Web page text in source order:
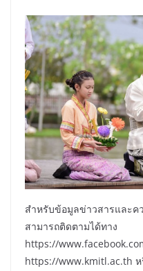
สำหรับข้อมูลข่าวสารและค
สามารถติดตามได้ทาง
https://
https://www.kmitl.ac.th